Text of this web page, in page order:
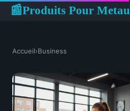
📰Produits Pour
Accueil›Business